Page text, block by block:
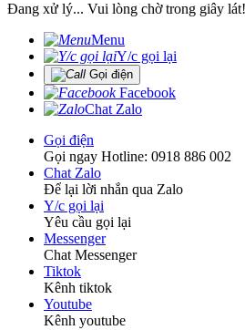
Đang xử lý... Vui lòng chờ trong giây lát!
Menu
Y/c gọi lại
Gọi điện
Facebook
Chat Zalo
Gọi điện
Gọi ngay Hotline: 0918 886 002
Chat Zalo
Để lại lời nhắn qua Zalo
Y/c gọi lại
Yêu cầu gọi lại
Messenger
Chat Messenger
Tiktok
Kênh tiktok
Youtube
Kênh youtube